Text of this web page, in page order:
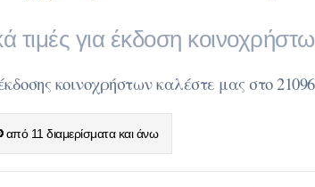
τιμές για έκδοση
κοινοχρήστων καλέστε μας στο
από 11 διαμερίσματα και άνω